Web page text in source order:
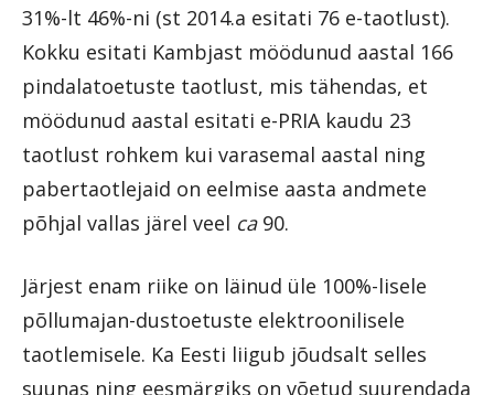
31%-lt 46%-ni (st 2014.a esitati 76 e-taotlust).
Kokku esitati Kambjast möödunud aastal 166
pindalatoetuste taotlust, mis tähendas, et
möödunud aastal esitati e-PRIA kaudu 23
taotlust rohkem kui varasemal aastal ning
pabertaotlejaid on eelmise aasta andmete
põhjal vallas järel veel ca90.
Järjest enam riike on läinud üle 100%-lisele
põllumajan-dustoetuste elektroonilisele
taotlemisele. Ka Eesti liigub jõudsalt selles
suunas ning eesmärgiks on võetud suurendada